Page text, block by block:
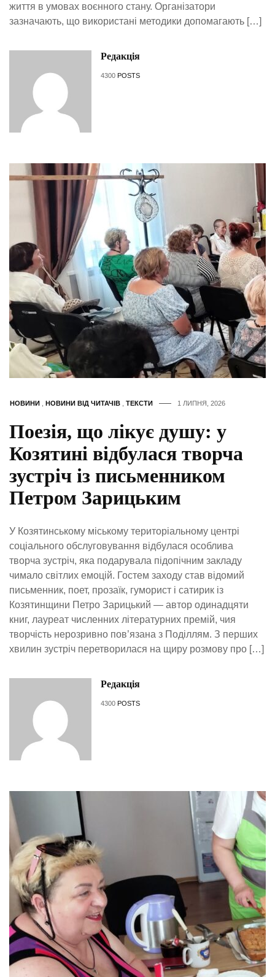
життя в умовах воєнного стану. Організатори
зазначають, що використані методики допомагають […]
Редакція
4300 POSTS
НОВИНИ НОВИНИ ВІД ЧИТАЧІВ ТЕКСТИ 1 ЛИПНЯ, 2026
Поезія, що лікує душу: у
Козятині відбулася творча
зустріч із письменником
Петром Зарицьким
У Козятинському міському територіальному центрі
соціального обслуговування відбулася особлива
творча зустріч, яка подарувала підопічним закладу
чимало світлих емоцій. Гостем заходу став відомий
письменник, поет, прозаїк, гуморист і сатирик із
Козятинщини Петро Зарицький — автор одинадцяти
книг, лауреат численних літературних премій, чия
творчість нерозривно пов’язана з Поділлям. З перших
хвилин зустріч перетворилася на щиру розмову про […]
Редакція
4300 POSTS